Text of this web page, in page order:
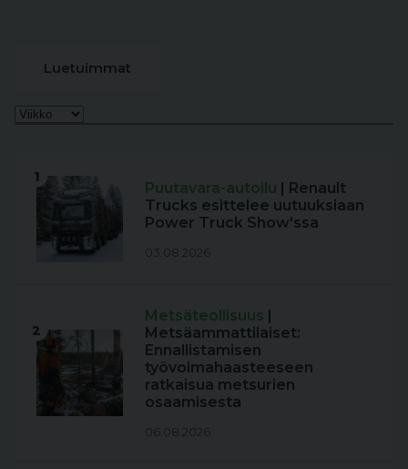
Luetuimmat
1
Puutavara-autoilu | Renault
Trucks esittelee uutuuksiaan
Power Truck Show'ssa
03.08.2026
2
Metsäteollisuus |
Metsäammattilaiset:
Ennallistamisen
työvoimahaasteeseen
ratkaisua metsurien
osaamisesta
06.08.2026